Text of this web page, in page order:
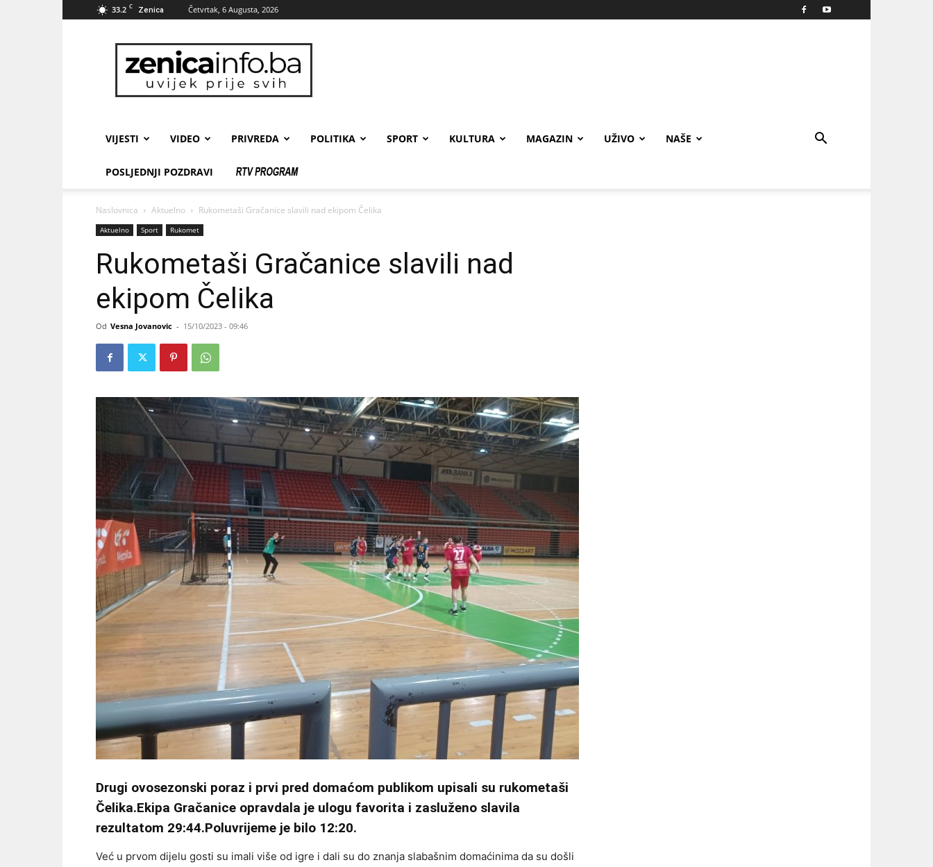
33.2 C Zenica Četvrtak, 6 Augusta, 2026
zenicainfo.ba
VIJESTI VIDEO PRIVREDA POLITIKA SPORT KULTURA MAGAZIN UŽIVO NAŠE
POSLJEDNJI POZDRAVI
Naslovnica Aktuelno Rukometaši Gračanice slavili nad ekipom Čelika
Aktuelno Sport Rukomet
Rukometaši Gračanice slavili nad
ekipom Čelika
Od Vesna Jovanovic - 15/10/2023 - 09:46
Drugi ovosezonski poraz i prvi pred domaćom publikom upisali su rukometaši
Čelika.Ekipa Gračanice opravdala je ulogu favorita i zasluženo slavila
rezultatom 29:44.Poluvrijeme je bilo 12:20.
Već u prvom dijelu gosti su imali više od igre i dali su do znanja slabašnim domaćinima da su došli